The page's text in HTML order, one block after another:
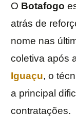
O Botafogo
atrás de
nome nas
coletiva após
Iguaçu, o
a principal
contratações.